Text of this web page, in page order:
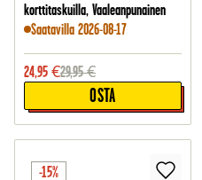
korttitaskuilla, Vaaleanpunainen
Saatavilla 2026-08-17
24,95 €29,95 €
OSTA
-15%